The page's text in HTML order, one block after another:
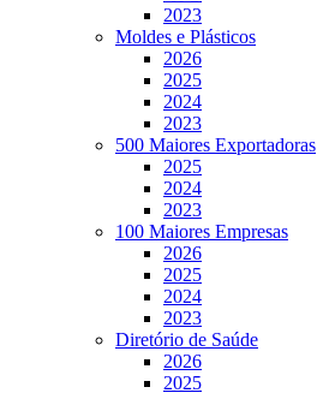
2023
Moldes e Plásticos
2026
2025
2024
2023
500 Maiores Exportadoras
2025
2024
2023
100 Maiores Empresas
2026
2025
2024
2023
Diretório de Saúde
2026
2025